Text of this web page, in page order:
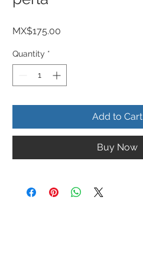
MX$175.00
Quantity *
Add to Cart
Buy Now